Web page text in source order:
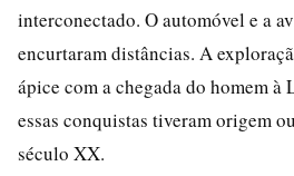
interconectado. O automóvel e a
encurtaram distâncias. A
ápice com a chegada do homem à
essas conquistas tiveram origem
século XX.